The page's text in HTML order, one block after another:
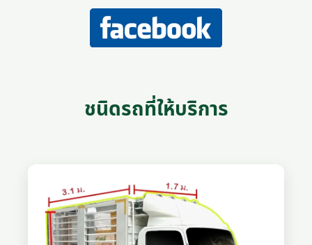
ชนิดรถที่ให้บริการ